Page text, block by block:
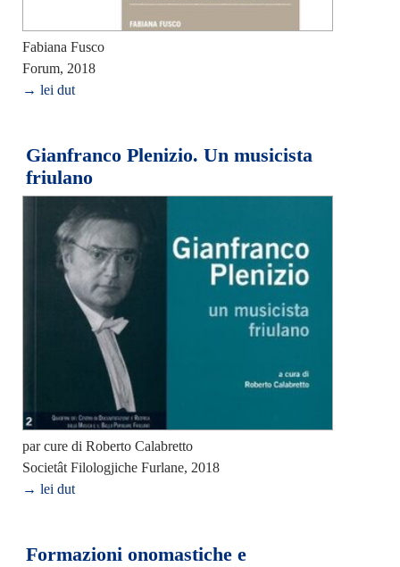
Fabiana Fusco
Forum, 2018
→ lei dut
Gianfranco Plenizio. Un musicista
friulano
par cure di Roberto Calabretto
Societât Filologjiche Furlane, 2018
→ lei dut
Formazioni onomastiche e